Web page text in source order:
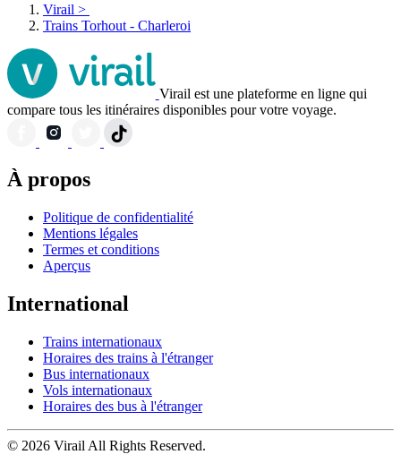
Virail >
Trains Torhout - Charleroi
Virail est une plateforme en ligne qui
compare tous les itinéraires disponibles pour votre voyage.
À propos
Politique de confidentialité
Mentions légales
Termes et conditions
Aperçus
International
Trains internationaux
Horaires des trains à l'étranger
Bus internationaux
Vols internationaux
Horaires des bus à l'étranger
© 2026 Virail All Rights Reserved.